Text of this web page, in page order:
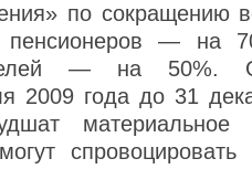
по сокращению
пенсионеров — на
— на 50%.
2009 года до 31
материальное